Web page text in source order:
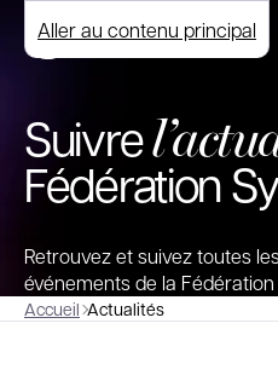
Aller au contenu principal
Suivre
Fédération
Retrouvez et suivez toutes
événements de la
Accueil Actualités